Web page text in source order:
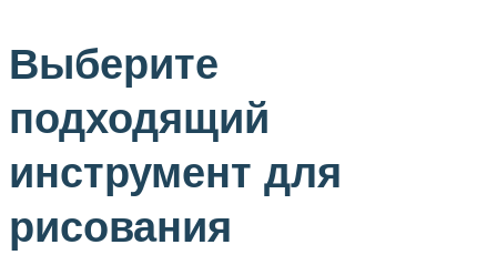
Выберите
подходящий
инструмент для
рисования